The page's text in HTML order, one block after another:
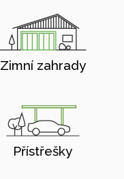
Zimní zahrady
Přístřešky